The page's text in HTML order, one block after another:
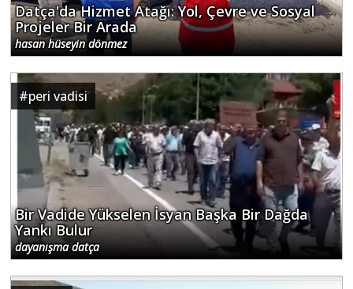
Datça'da Hizmet Atağı: Yol, Çevre ve Sosyal
Projeler Bir Arada
hasan hüseyin dönmez
#peri vadisi
Bir Vadide Yükselen İsyan Başka Bir Dağda
Yankı Bulur
dayanışma datça